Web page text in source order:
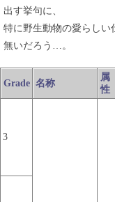
出す挙句に、
特に野生動物の愛らしい
無いだろう…。
Grade 名称
属
性
3